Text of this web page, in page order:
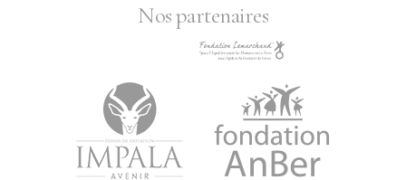
Nos partenaires